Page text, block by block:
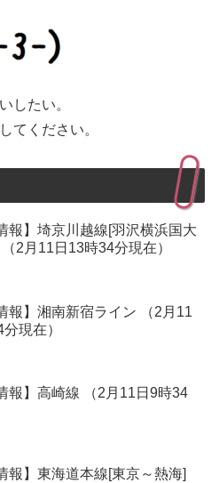
したい。
てください。
報】埼京川越線[羽沢横浜国大
2月11日13時34分現在）
報】湘南新宿ライン （2月11
現在）
報】高崎線 （2月11日9時34
報】東海道本線[東京～熱海]